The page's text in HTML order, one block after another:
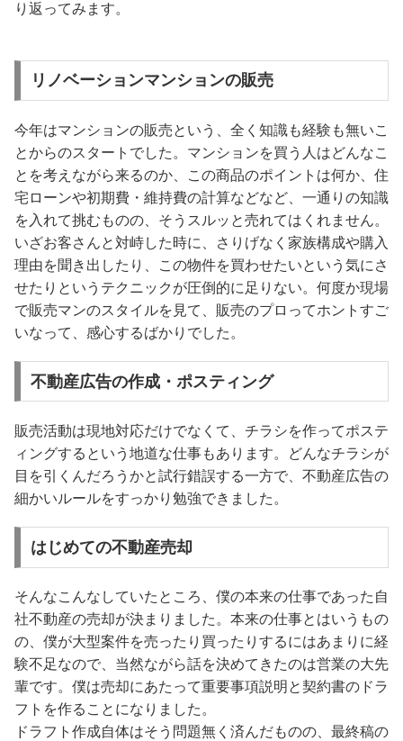
り返ってみます。
リノベーションマンションの販売
今年はマンションの販売という、全く知識も経験も無いこ
とからのスタートでした。マンションを買う人はどんなこ
とを考えながら来るのか、この商品のポイントは何か、住
宅ローンや初期費・維持費の計算などなど、一通りの知識
を入れて挑むものの、そうスルッと売れてはくれません。
いざお客さんと対峙した時に、さりげなく家族構成や購入
理由を聞き出したり、この物件を買わせたいという気にさ
せたりというテクニックが圧倒的に足りない。何度か現場
で販売マンのスタイルを見て、販売のプロってホントすご
いなって、感心するばかりでした。
不動産広告の作成・ポスティング
販売活動は現地対応だけでなくて、チラシを作ってポステ
ィングするという地道な仕事もあります。どんなチラシが
目を引くんだろうかと試行錯誤する一方で、不動産広告の
細かいルールをすっかり勉強できました。
はじめての不動産売却
そんなこんなしていたところ、僕の本来の仕事であった自
社不動産の売却が決まりました。本来の仕事とはいうもの
の、僕が大型案件を売ったり買ったりするにはあまりに経
験不足なので、当然ながら話を決めてきたのは営業の大先
輩です。僕は売却にあたって重要事項説明と契約書のドラ
フトを作ることになりました。
ドラフト作成自体はそう問題無く済んだものの、最終稿の